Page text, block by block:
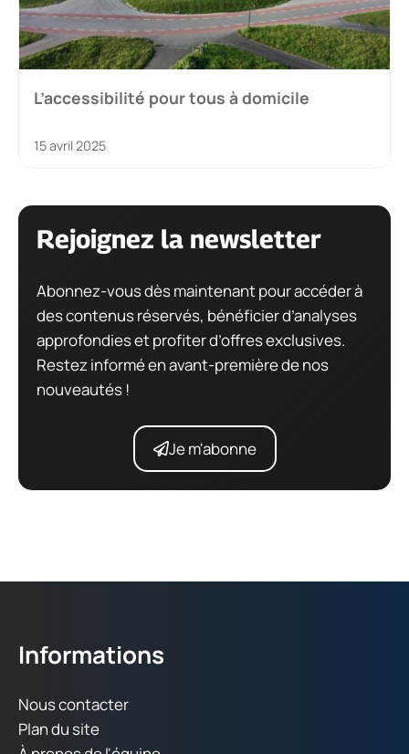
L’accessibilité pour tous à domicile
15 avril 2025
Rejoignez la newsletter
Abonnez-vous dès maintenant pour accéder à
des contenus réservés, bénéficier d’analyses
approfondies et profiter d’offres exclusives.
Restez informé en avant-première de nos
nouveautés !
Je m'abonne
Informations
Nous contacter
Plan du site